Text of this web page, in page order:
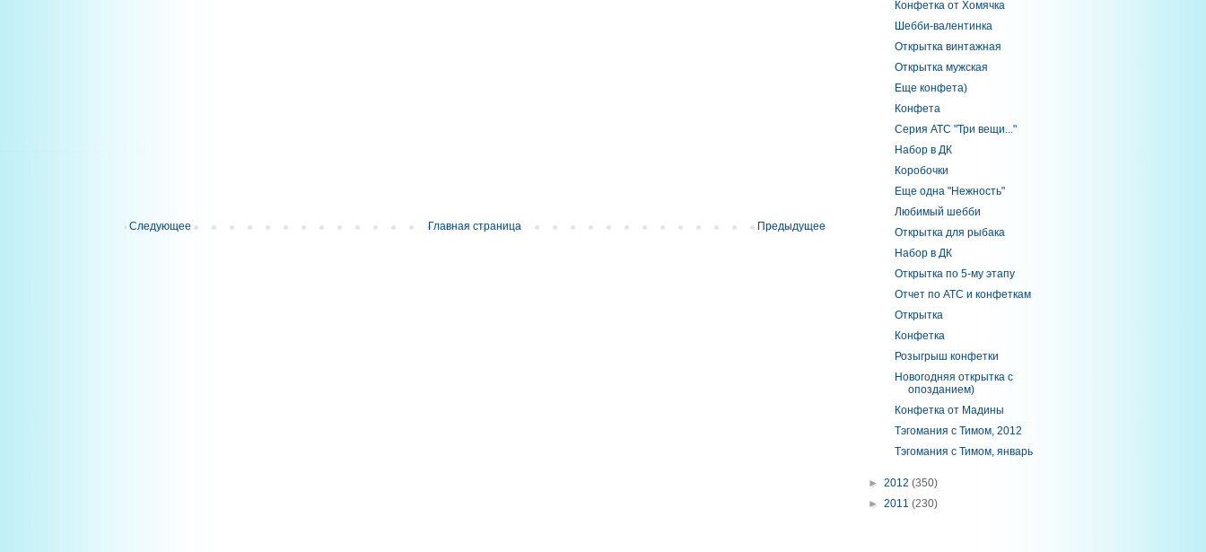
Следующее Предыдущее
Главная страница
Конфетка от Хомячка
Шебби-валентинка
Открытка винтажная
Открытка мужская
Еще конфета)
Конфета
Серия АТС "Три вещи..."
Набор в ДК
Коробочки
Еще одна "Нежность"
Любимый шебби
Открытка для рыбака
Набор в ДК
Открытка по 5-му этапу
Отчет по АТС и конфеткам
Открытка
Конфетка
Розыгрыш конфетки
Новогодняя открытка с
опозданием)
Конфетка от Мадины
Тэгомания с Тимом, 2012
Тэгомания с Тимом, январь
► 2012 (350)
► 2011 (230)